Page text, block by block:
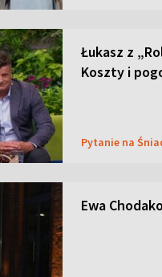
Łukasz z
Koszty i
Pytanie na
Ewa